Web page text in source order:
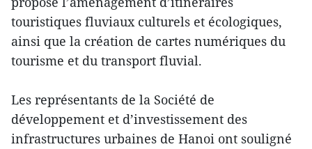
touristiques fluviaux culturels et écologiques,
ainsi que la création de cartes numériques du
tourisme et du transport fluvial.
Les représentants de la Société de
développement et d’investissement des
infrastructures urbaines de Hanoi ont souligné